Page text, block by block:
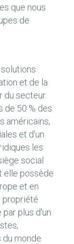
que nous
de
et de la
du secteur.
de 50 % des
américains,
et d'un
les
social
elle possède
et en
propriété
plus d'un
monde